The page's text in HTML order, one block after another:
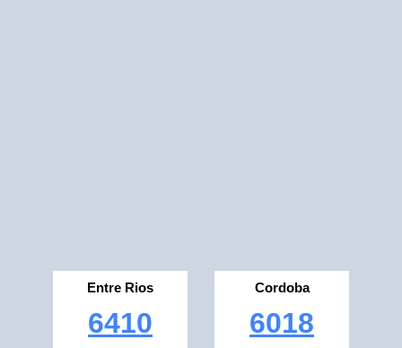
Entre Rios
6410
Cordoba
6018